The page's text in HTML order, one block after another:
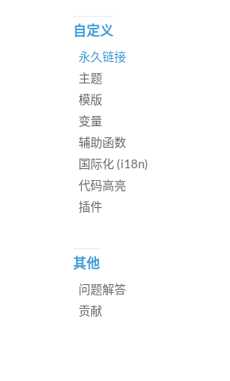
自定义
永久链接
主题
模版
变量
辅助函数
国际化 (i18n)
代码高亮
插件
其他
问题解答
贡献